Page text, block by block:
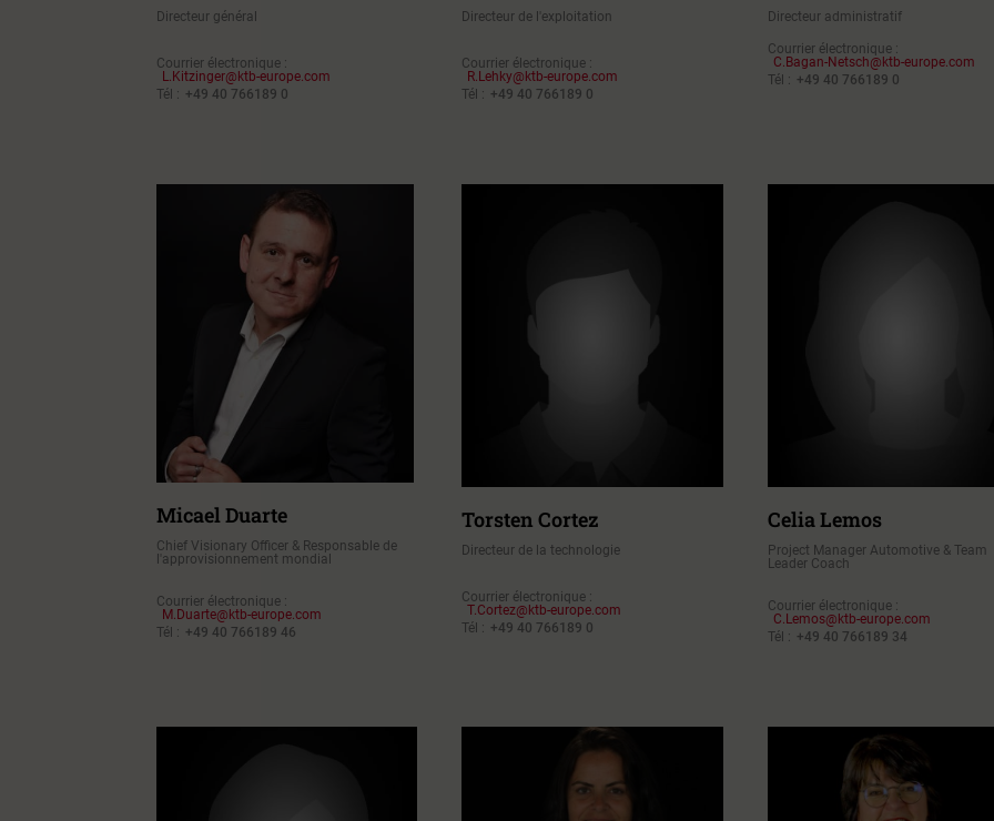
Directeur général
Courrier électronique :
L.Kitzinger@ktb-europe.com
Tél : +49 40 766189 0
Directeur de l'exploitation
Courrier électronique :
R.Lehky@ktb-europe.com
Tél : +49 40 766189 0
Directeur administratif
Courrier électronique :
C.Bagan-Netsch@ktb-europe.com
Tél : +49 40 766189 0
Micael Duarte
Chief Visionary Officer & Responsable de
l'approvisionnement mondial
Courrier électronique :
M.Duarte@ktb-europe.com
Tél : +49 40 766189 46
Torsten Cortez
Directeur de la technologie
Courrier électronique :
T.Cortez@ktb-europe.com
Tél : +49 40 766189 0
Celia Lemos
Project Manager Automotive & Team
Leader Coach
Courrier électronique :
C.Lemos@ktb-europe.com
Tél : +49 40 766189 34